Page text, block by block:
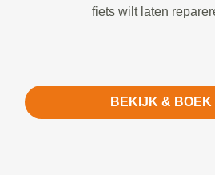
fiets wilt laten
BEKIJK & BOEK